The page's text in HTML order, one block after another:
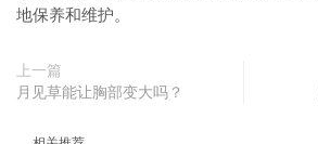
地保养和维护。
上一篇
月见草能让胸部变大吗？